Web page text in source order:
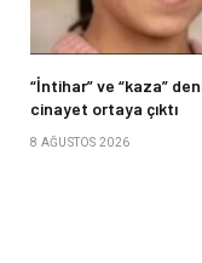
“İntihar” ve “kaza”
cinayet ortaya çıktı
8 AĞUSTOS 2026